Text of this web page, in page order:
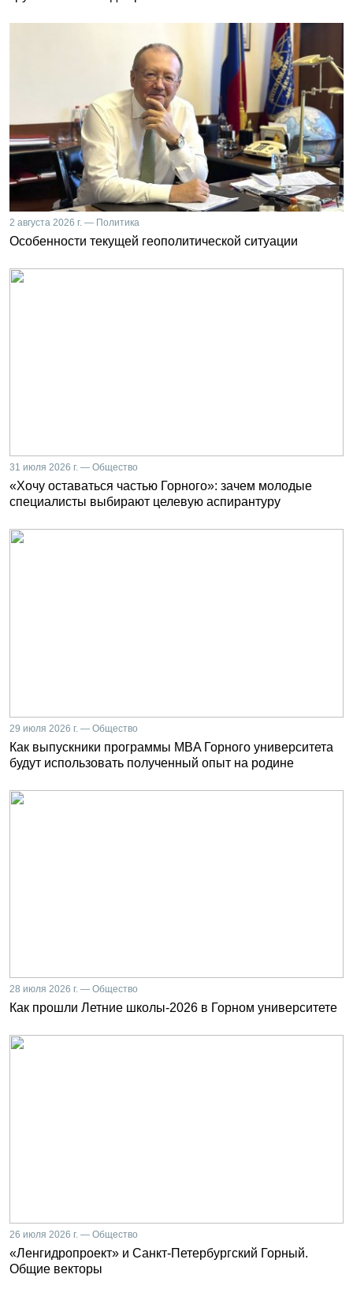
2 августа 2026 г. — Политика
Особенности текущей геополитической ситуации
31 июля 2026 г. — Общество
«Хочу оставаться частью Горного»: зачем молодые
специалисты выбирают целевую аспирантуру
29 июля 2026 г. — Общество
Как выпускники программы MBA Горного университета
будут использовать полученный опыт на родине
28 июля 2026 г. — Общество
Как прошли Летние школы-2026 в Горном университете
26 июля 2026 г. — Общество
«Ленгидропроект» и Санкт-Петербургский Горный.
Общие векторы